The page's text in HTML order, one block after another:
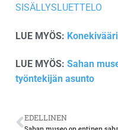
SISÄLLYSLUETTELO
LUE MYÖS:
LUE MYÖS: Sahan
työntekijän asunto
EDELLINEN